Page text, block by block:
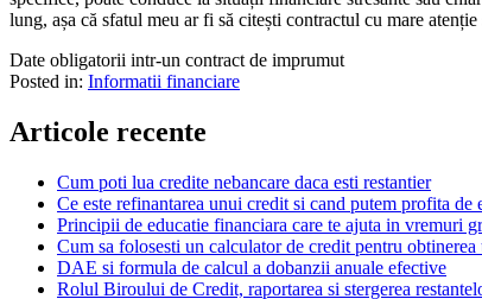
lung, așa că sfatul meu ar fi să citești contractul cu mare
Date obligatorii intr-un contract de imprumut
Posted in: Informatii financiare
Articole recente
Cum poti lua credite nebancare daca esti restantier
Ce este refinantarea unui credit si cand putem profita de
Principii de educatie financiara care te ajuta in vremuri
Cum sa folosesti un calculator de credit pentru
DAE si formula de calcul a dobanzii anuale efective
Rolul Biroului de Credit, raportarea si stergerea